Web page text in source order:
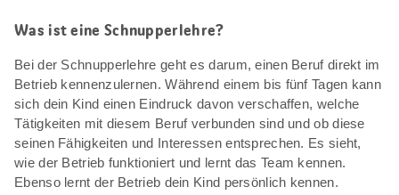
Was ist eine Schnupperlehre?
Bei der Schnupperlehre geht es darum, einen Beruf direkt im
Betrieb kennenzulernen. Während einem bis fünf Tagen kann
sich dein Kind einen Eindruck davon verschaffen, welche
Tätigkeiten mit diesem Beruf verbunden sind und ob diese
seinen Fähigkeiten und Interessen entsprechen. Es sieht,
wie der Betrieb funktioniert und lernt das Team kennen.
Ebenso lernt der Betrieb dein Kind persönlich kennen.